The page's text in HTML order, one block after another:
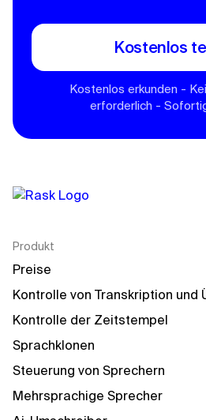
Kostenlos
Kostenlos erkunden -
erforderlich -
Produkt
Preise
Kontrolle von Transkription und
Kontrolle der Zeitstempel
Sprachklonen
Steuerung von Sprechern
Mehrsprachige Sprecher